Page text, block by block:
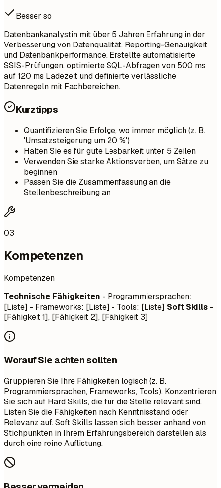
Besser so
Datenbankanalystin mit über 5 Jahren Erfahrung in der
Verbesserung von Datenqualität, Reporting-Genauigkeit
und Datenbankperformance. Erstellte automatisierte
SSIS-Prüfungen, optimierte SQL-Abfragen von 500 ms
auf 120 ms Ladezeit und definierte verlässliche
Datenregeln mit Fachbereichen.
Kurztipps
Quantifizieren Sie Erfolge, wo immer möglich (z. B.
'Umsatzsteigerung um 20 %')
Halten Sie es für gute Lesbarkeit unter 5 Zeilen
Verwenden Sie starke Aktionsverben, um Sätze zu
beginnen
Passen Sie die Zusammenfassung an die
Stellenbeschreibung an
03
Kompetenzen
Kompetenzen
Technische Fähigkeiten - Programmiersprachen:
[Liste] - Frameworks: [Liste] - Tools: [Liste] Soft Skills -
[Fähigkeit 1], [Fähigkeit 2], [Fähigkeit 3]
Worauf Sie achten sollten
Gruppieren Sie Ihre Fähigkeiten logisch (z. B.
Programmiersprachen, Frameworks, Tools). Konzentrieren
Sie sich auf Hard Skills, die für die Stelle relevant sind.
Listen Sie die Fähigkeiten nach Kenntnisstand oder
Relevanz auf. Soft Skills lassen sich besser anhand von
Stichpunkten in Ihrem Erfahrungsbereich darstellen als
durch eine reine Auflistung.